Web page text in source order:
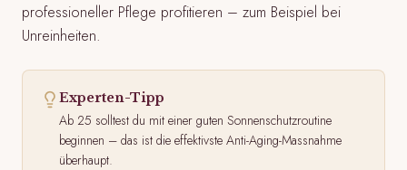
professioneller Pflege profitieren – zum Beispiel bei
Unreinheiten.
Experten-Tipp
Ab 25 solltest du mit einer guten Sonnenschutzroutine
beginnen – das ist die effektivste Anti-Aging-Massnahme
überhaupt.